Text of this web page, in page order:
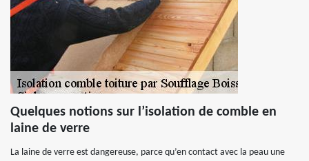
Quelques notions sur l’isolation de comble en
laine de verre
La laine de verre est dangereuse, parce qu’en contact avec la peau une